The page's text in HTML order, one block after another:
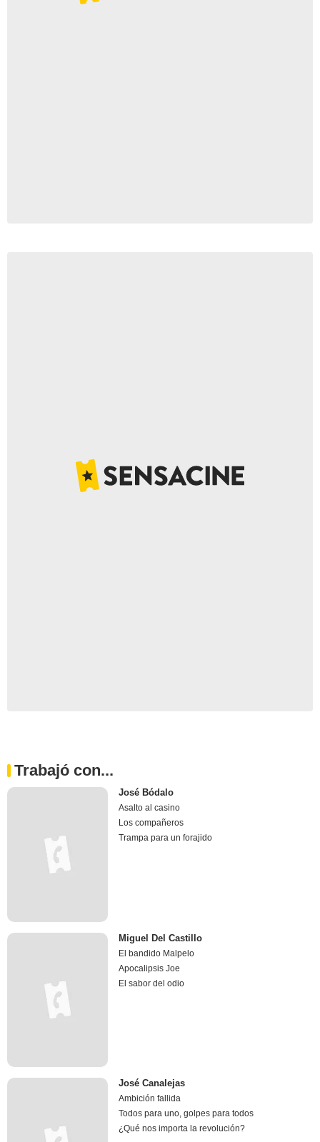
Trabajó con...
José Bódalo
Asalto al casino
Los compañeros
Trampa para un forajido
Miguel Del Castillo
El bandido Malpelo
Apocalipsis Joe
El sabor del odio
José Canalejas
Ambición fallida
Todos para uno, golpes para todos
¿Qué nos importa la revolución?